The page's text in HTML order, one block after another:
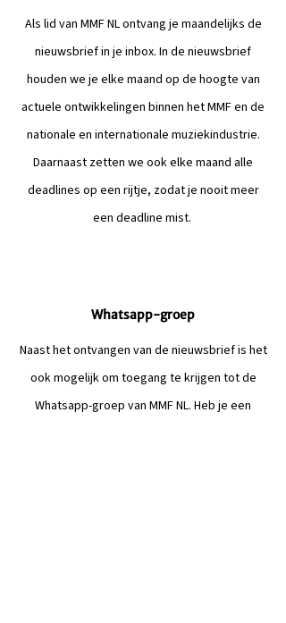
Als lid van MMF NL ontvang je maandelijks de
nieuwsbrief in je inbox. In de nieuwsbrief
houden we je elke maand op de hoogte van
actuele ontwikkelingen binnen het MMF en de
nationale en internationale muziekindustrie.
Daarnaast zetten we ook elke maand alle
deadlines op een rijtje, zodat je nooit meer
een deadline mist.
Whatsapp-groep
Naast het ontvangen van de nieuwsbrief is het
ook mogelijk om toegang te krijgen tot de
Whatsapp-groep van MMF NL. Heb je een